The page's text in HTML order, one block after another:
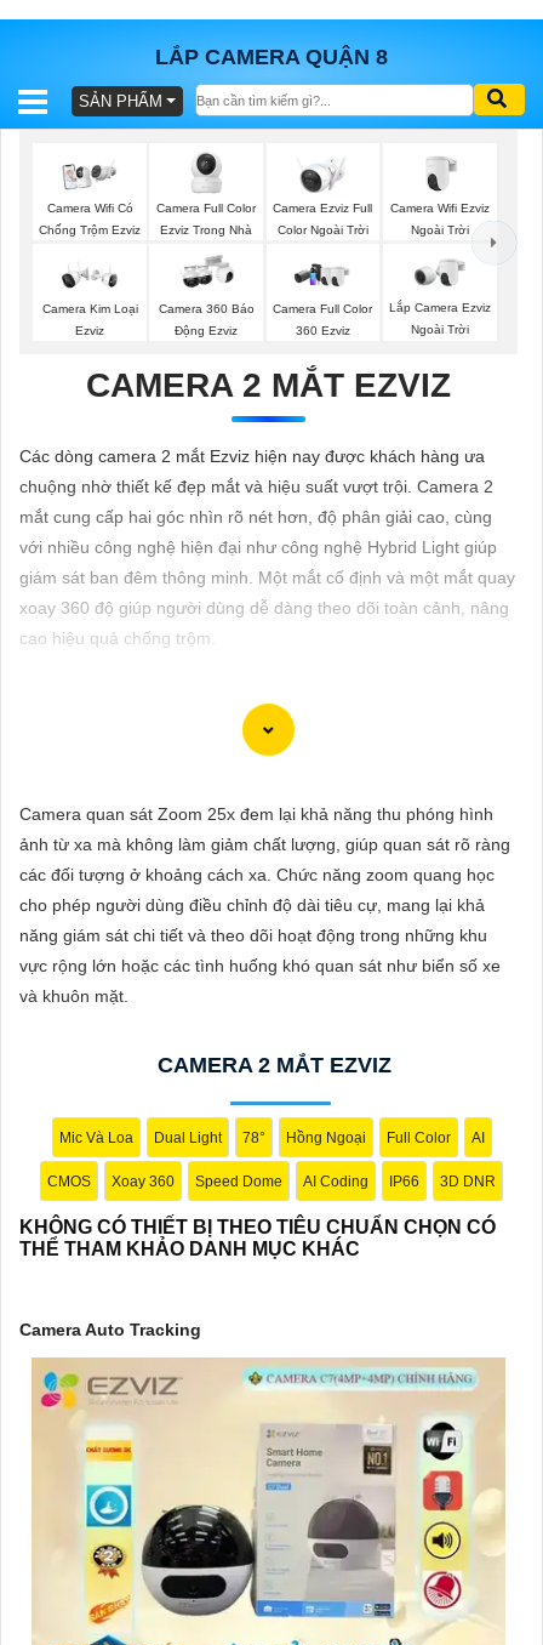
LẮP CAMERA QUẬN 8
BÁO
TRỌN
GÓI
SẢN
TƯ
VẤN
LẮP
ĐẶT
VỤ
SẢN PHẨM
Camera Wifi Có
Chống Trộm Ezviz
Camera Full Color
Ezviz Trong Nhà
Camera Ezviz Full
Color Ngoài Trời
Camera Wifi Ezviz
Ngoài Trời
Camera Kim Loại
Ezviz
Camera 360 Báo
Động Ezviz
Camera Full Color
360 Ezviz
Lắp Camera Ezviz
Ngoài Trời
CAMERA 2 MẮT EZVIZ
Các dòng camera 2 mắt Ezviz hiện nay được khách hàng ưa
chuộng nhờ thiết kế đẹp mắt và hiệu suất vượt trội. Camera 2
mắt cung cấp hai góc nhìn rõ nét hơn, độ phân giải cao, cùng
với nhiều công nghệ hiện đại như công nghệ Hybrid Light giúp
giám sát ban đêm thông minh. Một mắt cố định và một mắt quay
xoay 360 độ giúp người dùng dễ dàng theo dõi toàn cảnh, nâng
cao hiệu quả chống trộm.
Camera quan sát Zoom 25x đem lại khả năng thu phóng hình
ảnh từ xa mà không làm giảm chất lượng, giúp quan sát rõ ràng
các đối tượng ở khoảng cách xa. Chức năng zoom quang học
cho phép người dùng điều chỉnh độ dài tiêu cự, mang lại khả
năng giám sát chi tiết và theo dõi hoạt động trong những khu
vực rộng lớn hoặc các tình huống khó quan sát như biển số xe
và khuôn mặt.
CAMERA 2 MẮT EZVIZ
Mic Và Loa Dual Light 78° Hồng Ngoại Full Color AI
CMOS Xoay 360 Speed Dome AI Coding IP66 3D DNR
KHÔNG CÓ THIẾT BỊ THEO TIÊU CHUẨN CHỌN CÓ
THỂ THAM KHẢO DANH MỤC KHÁC
Camera Auto Tracking